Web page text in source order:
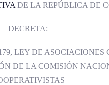
DE LA REPÚBLICA DE
DECRETA:
LEY DE ASOCIACIONES
DE LA COMISIÓN